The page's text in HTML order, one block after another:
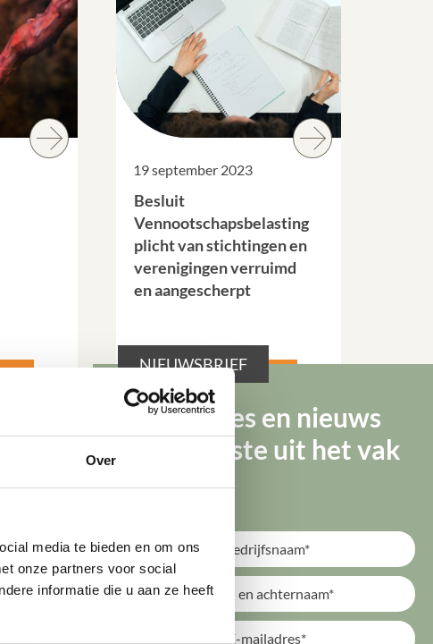
Over
media te bieden en om ons
onze partners voor social
informatie die u aan ze heeft
19 september 2023
Besluit
Vennootschapsbelasting
plicht van stichtingen en
verenigingen verruimd
en aangescherpt
Lees verder
NIEUWSBRIEF
Tips, advies en nieuws
van de beste uit het vak